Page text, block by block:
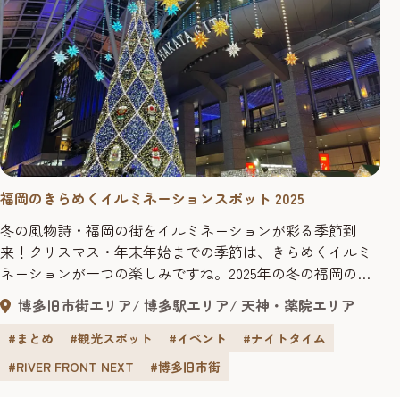
福岡のきらめくイルミネーションスポット 2025
冬の風物詩・福岡の街をイルミネーションが彩る季節到
来！クリスマス・年末年始までの季節は、きらめくイルミ
ネーションが一つの楽しみですね。2025年の冬の福岡のお
すすめイルミネーションをまとめてご紹介します。 最新＆
注目イルミネーションのイベント情報を続々更新中！
博多旧市街エリア 博多駅エリア 天神・薬院エリア
#まとめ #観光スポット #イベント
#ナイトタイム
#RIVER FRONT NEXT
#博多旧市街